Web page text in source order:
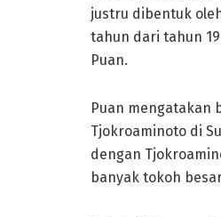
justru dibentuk
tahun dari tahun
Puan.
Puan mengatakan
Tjokroaminoto di
dengan
banyak tokoh